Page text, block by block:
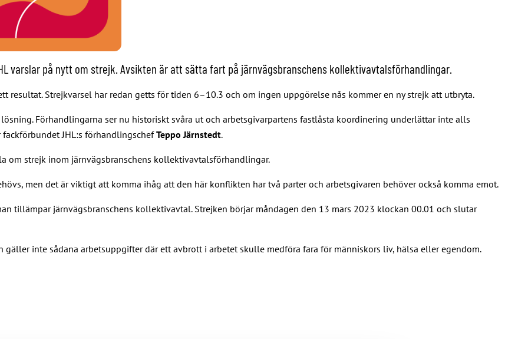
varslar på nytt om strejk. Avsikten är att sätta fart på järnvägsbranschens kollektivavtalsförhandlingar.
resultat. Strejkvarsel har redan getts för tiden 6–10.3 och om ingen uppgörelse nås kommer en ny strejk att utbryta.
Förhandlingarna ser nu historiskt svåra ut och arbetsgivarpartens fastlåsta koordinering underlättar inte alls
JHL:s förhandlingschefTeppo Järnstedt.
om strejk inom järnvägsbranschens kollektivavtalsförhandlingar.
men det är viktigt att komma ihåg att den här konflikten har två parter och arbetsgivaren behöver också komma emot.
tillämpar järnvägsbranschens kollektivavtal. Strejken börjar måndagen den 13 mars 2023 klockan 00.01 och slutar
inte sådana arbetsuppgifter där ett avbrott i arbetet skulle medföra fara för människors liv, hälsa eller egendom.